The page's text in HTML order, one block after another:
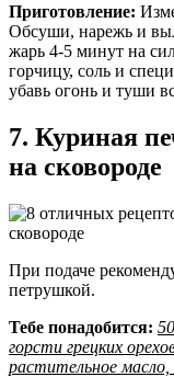
Приготовление:
Обсуши, нарежь и
жарь 4-5 минут на
горчицу, соль и
убавь огонь и туши
7. Куриная
на сковороде
При подаче
петрушкой.
Тебе понадобится:
горсти грецких
растительное